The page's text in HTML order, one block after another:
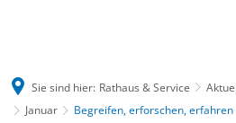
Sie sind hier: Rathaus & Service
Januar
Begreifen, erforschen,